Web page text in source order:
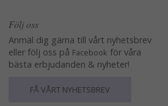
Följ oss
Anmäl dig gärna till vårt nyhetsbrev
eller följ oss på Facebook för våra
bästa erbjudanden & nyheter!
FÅ VÅRT NYHETSBREV